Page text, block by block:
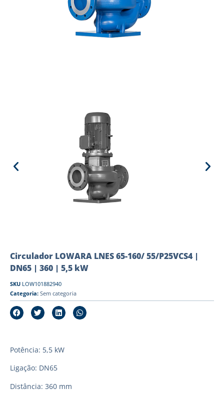
Circulador LOWARA LNES 65-160/ 55/P25VCS4 |
DN65 | 360 | 5,5 kW
SKU LOW101882940
Categoria: Sem categoria
Potência: 5,5 kW
Ligação: DN65
Distância: 360 mm